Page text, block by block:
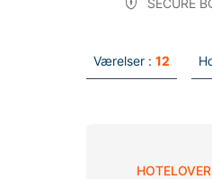
SECURE
Værelser : 12